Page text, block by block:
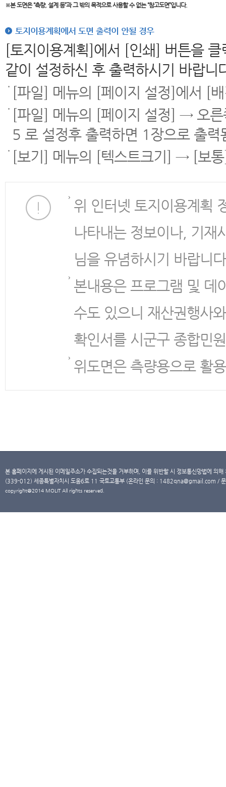
※본 도면은“측량, 설계 등”과 그 밖의 목적으로 사용할 수 없는 “참고도면”입니다.
토지이용계획에서 도면 출력이 안될 경우
[토지이용계획]에서 [인쇄] 버튼을
같이 설정하신 후 출력하시기 바랍니
[파일] 메뉴의 [페이지 설정]에서 [
[파일] 메뉴의 [페이지 설정] → 오
5 로 설정후 출력하면 1장으로 출력
[보기] 메뉴의 [텍스트크기] → [보
위 인터넷 토지이용계획
나타내는 정보이나, 기재
님을 유념하시기 바랍니
본내용은 프로그램 및 데
수도 있으니 재산권행사
확인서를 시군구 종합민
위도면은 측량용으로 활
본 홈페이지에 게시된 이메일주소가 수집되는것을 거부하며, 이를 위반할 시 정보통신망법에 의
(339-012) 세종특별자치시 도움6로 11 국토교통부 (온라인 문의 : 1482qna@gmail.com /
copyright@2014 MOLIT All rights reserved.